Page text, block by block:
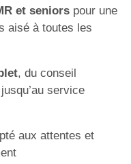
et seniorspour une
aisé à toutes les
, du conseil
service
aux attentes et